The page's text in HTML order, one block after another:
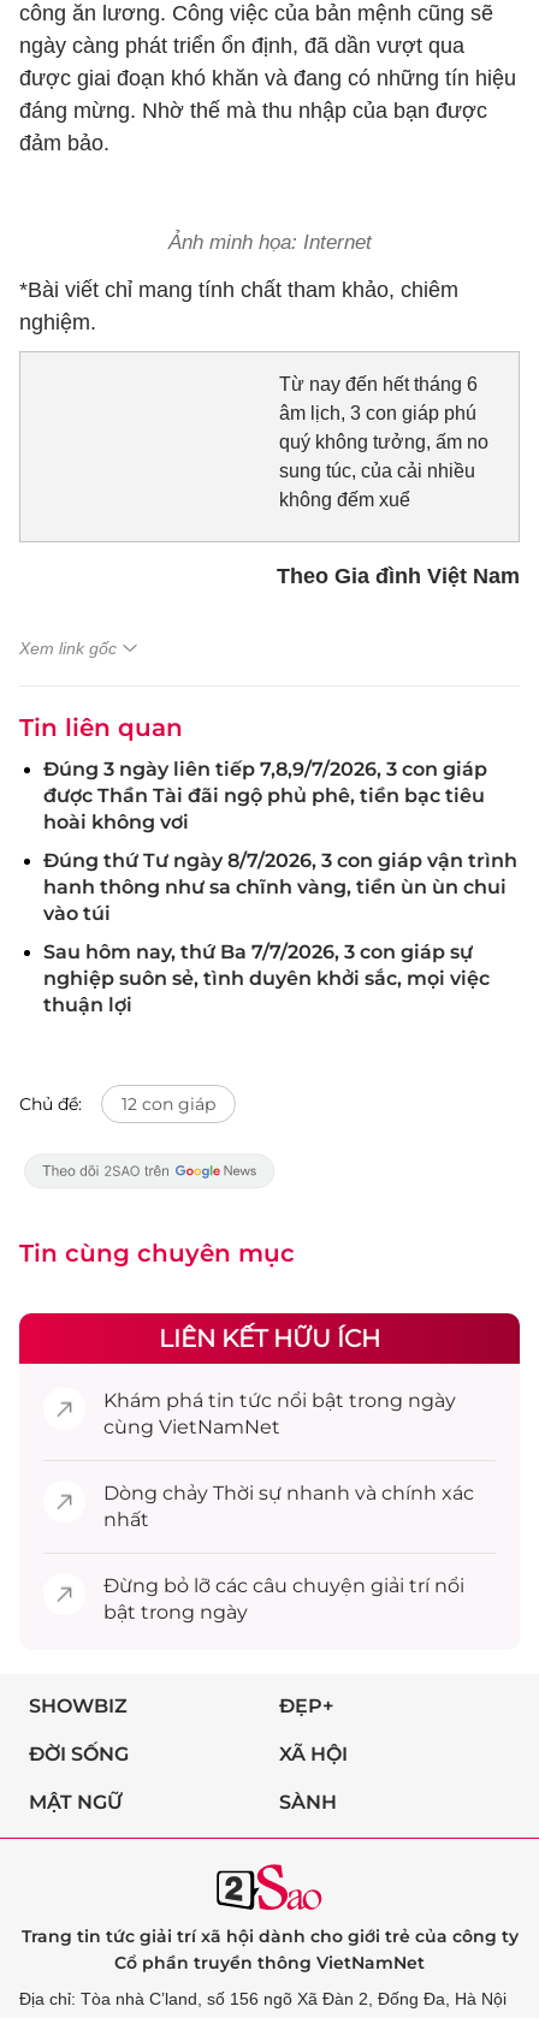
công ăn lương. Công việc của bản mệnh cũng sẽ
ngày càng phát triển ổn định, đã dần vượt qua
được giai đoạn khó khăn và đang có những tín hiệu
đáng mừng. Nhờ thế mà thu nhập của bạn được
đảm bảo.
Ảnh minh họa: Internet
*Bài viết chỉ mang tính chất tham khảo, chiêm
nghiệm.
Từ nay đến hết tháng 6
âm lịch, 3 con giáp phú
quý không tưởng, ấm no
sung túc, của cải nhiều
không đếm xuể
Theo Gia đình Việt Nam
Xem link gốc
Tin liên quan
Đúng 3 ngày liên tiếp 7,8,9/7/2026, 3 con giáp
được Thần Tài đãi ngộ phủ phê, tiền bạc tiêu
hoài không vơi
Đúng thứ Tư ngày 8/7/2026, 3 con giáp vận trình
hanh thông như sa chĩnh vàng, tiền ùn ùn chui
vào túi
Sau hôm nay, thứ Ba 7/7/2026, 3 con giáp sự
nghiệp suôn sẻ, tình duyên khởi sắc, mọi việc
thuận lợi
Chủ đề: 12 con giáp
Tin cùng chuyên mục
LIÊN KẾT HỮU ÍCH
Khám phá tin tức nổi bật trong ngày
cùng VietNamNet
Dòng chảy Thời sự nhanh và chính xác
nhất
Đừng bỏ lỡ các câu chuyện giải trínổi
bật trong ngày
SHOWBIZ ĐẸP+
ĐỜI SỐNG XÃ HỘI
MẬT NGỮ SÀNH
Trang tin tức giải trí xã hội dành cho giới trẻ của công ty
Cổ phần truyền thông VietNamNet
Địa chỉ: Tòa nhà C’land, số 156 ngõ Xã Đàn 2, Đống Đa, Hà Nội